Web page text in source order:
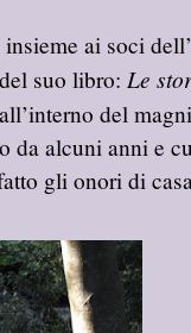
ai soci dell’
suo libro: Le
del
da alcuni anni e
gli onori di